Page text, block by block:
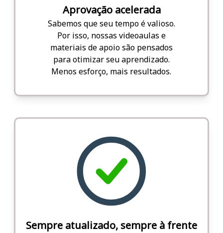
Aprovação acelerada
Sabemos que seu tempo é valioso.
Por isso, nossas videoaulas e
materiais de apoio são pensados
para otimizar seu aprendizado.
Menos esforço, mais resultados.
Sempre atualizado, sempre à frente